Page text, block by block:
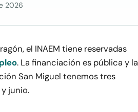
2026
el INAEM tiene reservadas
. La financiación es pública y la
San Miguel tenemos tres
junio.